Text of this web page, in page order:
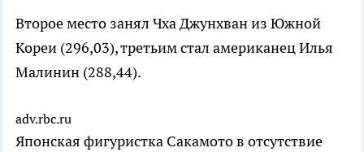
Второе место занял Чха Джунхван из Южной
Кореи (296,03), третьим стал американец Илья
Малинин (288,44).
adv.rbc.ru
Японская фигуристка Сакамото в отсутствие